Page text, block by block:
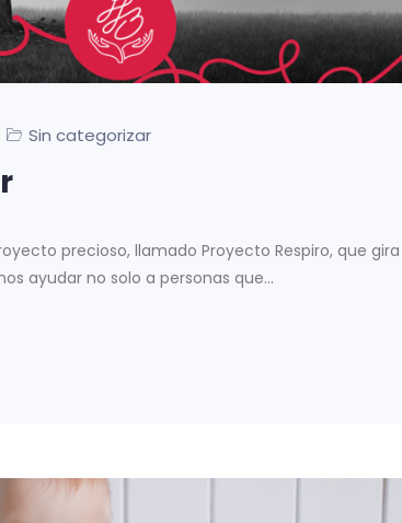
Sin categorizar
precioso, llamado Proyecto Respiro, que
ayudar no solo a personas que...